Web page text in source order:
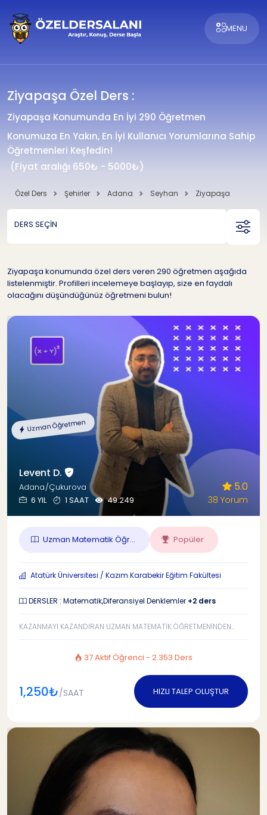
MENU
Ziyapaşa Özel Ders :
Ziyapaşa Konumunda En İyi 290 Öğretmen
Konumuza En Yakın, En İyi Kullanıcı Yorumlarına Sahip
Öğretmenleri Keşfedin!
(Fiyat aralığı 650₺ - 5000₺)
Özel Ders Şehirler Adana Seyhan Ziyapaşa
DERS SEÇİN
Ziyapaşa konumunda özel ders veren 290 öğretmen aşağıda
listelenmiştir. Profilleri incelemeye başlayıp, size en faydalı
olacağını düşündüğünüz öğretmeni bulun!
Uzman Öğretmen
Levent D.
Adana/Çukurova
6 YIL
1 SAAT 49.249
5.0
38 Yorum
Uzman Matematik Öğr... Popüler
Atatürk Üniversitesi / Kazım Karabekir Eğitim Fakültesi
DERSLER : Matematik,Diferansiyel Denklemler +2 ders
KAZANMAYI KAZANDIRAN UZMAN MATEMATİK ÖĞRETMENİNDEN...
37 Aktif Öğrenci - 2.353 Ders
1,250₺/SAAT HIZLI TALEP OLUŞTUR